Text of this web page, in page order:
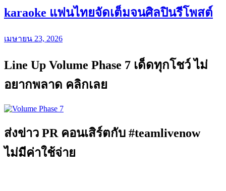
karaoke แฟนไทยจัดเต็มจนศิลปินรีโพสต์
เมษายน 23, 2026
Line Up Volume Phase 7 เด็ดทุกโชว์ ไม่
อยากพลาด คลิกเลย
ส่งข่าว PR คอนเสิร์ตกับ #teamlivenow
ไม่มีค่าใช้จ่าย